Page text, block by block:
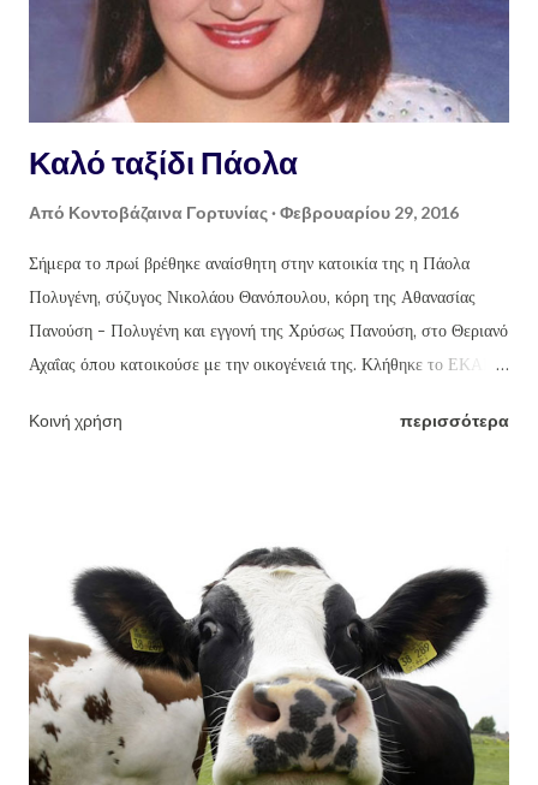
Καλό ταξίδι Πάολα
Από Κοντοβάζαινα Γορτυνίας Φεβρουαρίου 29, 2016
Σήμερα το πρωί βρέθηκε αναίσθητη στην κατοικία της η Πάολα
Πολυγένη, σύζυγος Νικολάου Θανόπουλου, κόρη της Αθανασίας
Πανούση - Πολυγένη και εγγονή της Χρύσως Πανούση, στο Θεριανό
Αχαΐας όπου κατοικούσε με την οικογένειά της. Κλήθηκε το ΕΚΑΒ
εκεί διαπιστώθηκε ο θάνατός της καθώς και ο θάνατος του εμβρύου
στους οικείους της. Υ.γ. Κρίμα. Πολύ κρίμα !!! Κρίμα και άδικο !!!
Κοινή χρήση περισσότερα